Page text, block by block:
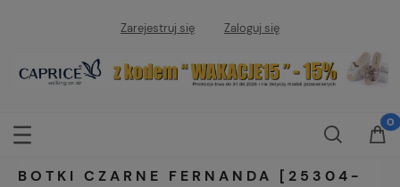
Zarejestruj się Zaloguj się
BOTKI CZARNE FERNANDA [25304-